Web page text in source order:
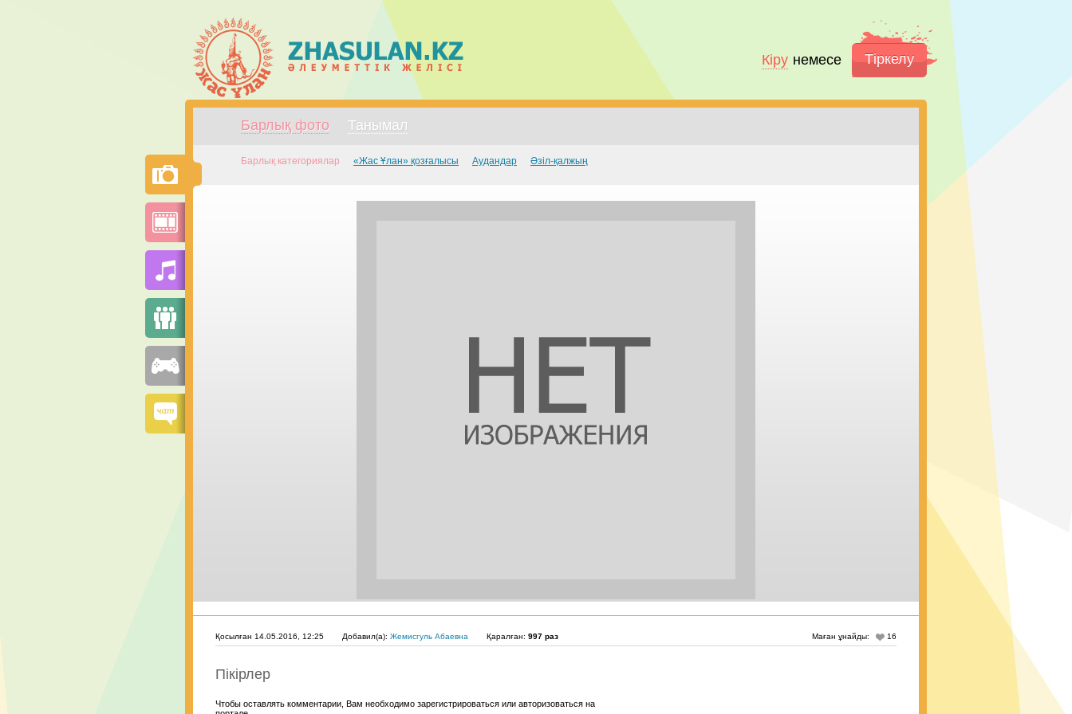
Кіру немесе Тіркелу
Барлық фото Танымал
Барлық категориялар «Жас Ұлан» қозғалысы Аудандар Әзіл-қалжың
Қосылған 14.05.2016, 12:25 Добавил(а): Жемисгуль Абаевна Қаралған: 997 раз 16
Маған ұнайды:
Пікірлер
Чтобы оставлять комментарии, Вам необходимо зарегистрироваться или авторизоваться на